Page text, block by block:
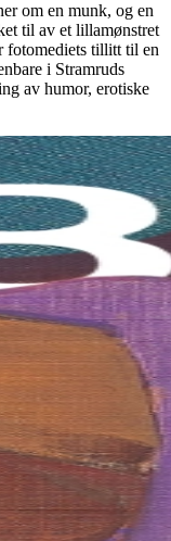
om en munk, og en
til av et lillamønstret
fotomediets tillitt til en
i Stramruds
av humor, erotiske